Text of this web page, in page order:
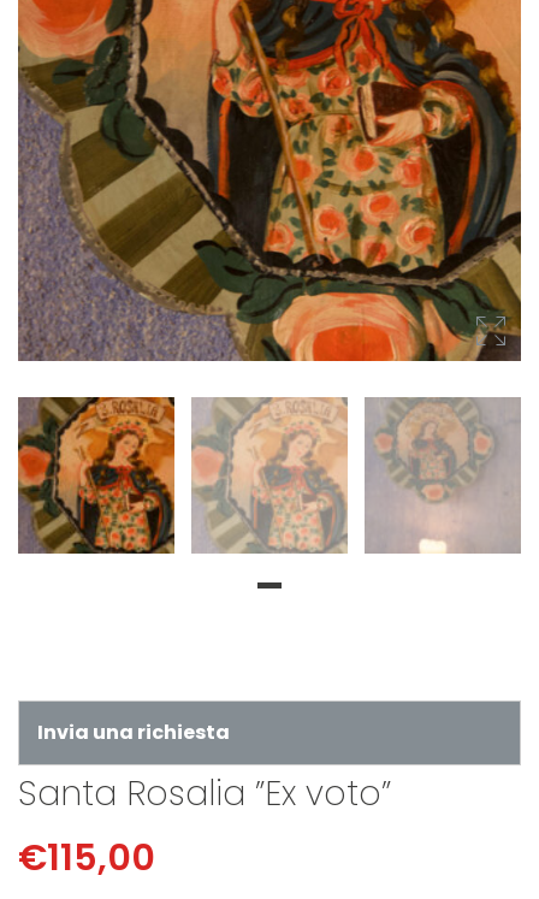
Invia una richiesta
Santa Rosalia ”Ex voto”
€115,00